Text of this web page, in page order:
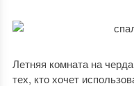
Летняя комната на
тех, кто хочет